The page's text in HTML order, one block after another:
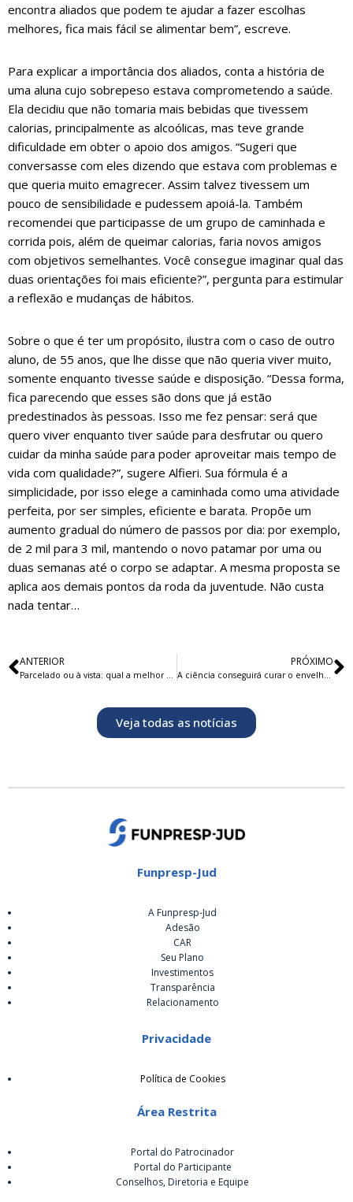
encontra aliados que podem te ajudar a fazer escolhas
melhores, fica mais fácil se alimentar bem”, escreve.
Para explicar a importância dos aliados, conta a história de
uma aluna cujo sobrepeso estava comprometendo a saúde.
Ela decidiu que não tomaria mais bebidas que tivessem
calorias, principalmente as alcoólicas, mas teve grande
dificuldade em obter o apoio dos amigos. “Sugeri que
conversasse com eles dizendo que estava com problemas e
que queria muito emagrecer. Assim talvez tivessem um
pouco de sensibilidade e pudessem apoiá-la. Também
recomendei que participasse de um grupo de caminhada e
corrida pois, além de queimar calorias, faria novos amigos
com objetivos semelhantes. Você consegue imaginar qual das
duas orientações foi mais eficiente?”, pergunta para estimular
a reflexão e mudanças de hábitos.
Sobre o que é ter um propósito, ilustra com o caso de outro
aluno, de 55 anos, que lhe disse que não queria viver muito,
somente enquanto tivesse saúde e disposição. “Dessa forma,
fica parecendo que esses são dons que já estão
predestinados às pessoas. Isso me fez pensar: será que
quero viver enquanto tiver saúde para desfrutar ou quero
cuidar da minha saúde para poder aproveitar mais tempo de
vida com qualidade?”, sugere Alfieri. Sua fórmula é a
simplicidade, por isso elege a caminhada como uma atividade
perfeita, por ser simples, eficiente e barata. Propõe um
aumento gradual do número de passos por dia: por exemplo,
de 2 mil para 3 mil, mantendo o novo patamar por uma ou
duas semanas até o corpo se adaptar. A mesma proposta se
aplica aos demais pontos da roda da juventude. Não custa
nada tentar…
ANTERIOR
Parcelado ou à vista: qual a melhor opção de compra?
PRÓXIMO
A ciência conseguirá curar o envelhecimento no futuro, diz especialista em longevidade
Veja todas as notícias
Funpresp-Jud
A Funpresp-Jud
Adesão
CAR
Seu Plano
Investimentos
Transparência
Relacionamento
Privacidade
Política de Cookies
Área Restrita
Portal do Patrocinador
Portal do Participante
Conselhos, Diretoria e Equipe